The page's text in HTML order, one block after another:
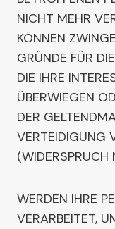
NICHT MEHR
KÖNNEN
GRÜNDE FÜR
DIE IHRE
ÜBERWIEGEN
DER
VERTEIDIGUNG
(WIDERSPRUCH
WERDEN IHRE
VERARBEITET,